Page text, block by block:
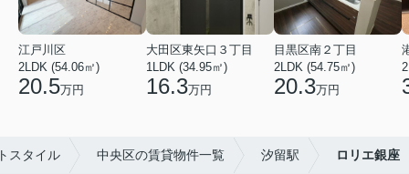
江戸川区
2LDK (54.06㎡)
20.5万円
大田区東矢口３丁目
1LDK (34.95㎡)
16.3万円
目黒区南２丁目
2LDK (54.75㎡)
20.3万円
スタイル 中央区の賃貸物件一覧 汐留駅 ロリエ銀座